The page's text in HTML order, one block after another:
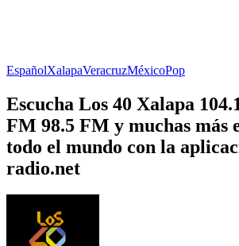
EspañolXalapaVeracruzMéxicoPop
Escucha Los 40 Xalapa
FM 98.5 FM y muchas más
todo el mundo con la
radio.net